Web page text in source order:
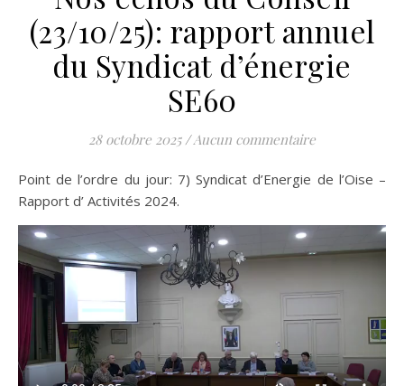
(23/10/25): rapport annuel
du Syndicat d’énergie
SE60
28 octobre 2025 /Aucun commentaire
Point de l’ordre du jour: 7) Syndicat d’Energie de l’Oise –
Rapport d’ Activités 2024.